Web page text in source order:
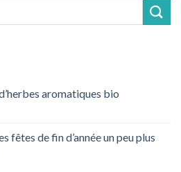
aromatiques bio
fêtes de fin d’année un peu plus